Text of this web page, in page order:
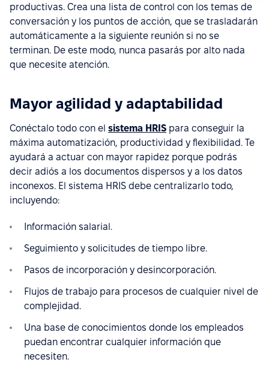
productivas. Crea una lista de control con los temas de
conversación y los puntos de acción, que se trasladarán
automáticamente a la siguiente reunión si no se
terminan. De este modo, nunca pasarás por alto nada
que necesite atención.
Mayor agilidad y adaptabilidad
Conéctalo todo con el sistema HRIS para conseguir la
máxima automatización, productividad y flexibilidad. Te
ayudará a actuar con mayor rapidez porque podrás
decir adiós a los documentos dispersos y a los datos
inconexos. El sistema HRIS debe centralizarlo todo,
incluyendo:
Información salarial.
Seguimiento y solicitudes de tiempo libre.
Pasos de incorporación y desincorporación.
Flujos de trabajo para procesos de cualquier nivel de
complejidad.
Una base de conocimientos donde los empleados
puedan encontrar cualquier información que
necesiten.